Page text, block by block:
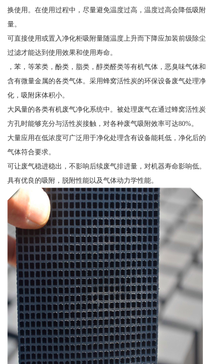
换使用。在使用过程中，尽量避免温度过高，温度过高会降低吸附
量。
可直接使用或置入净化柜吸附量随温度上升而下降应加装前级除尘
过滤才能达到使用效果和使用寿命。
，苯，等苯类，酚类，脂类，醇类醛类等有机气体，恶臭味气体和
含有微量金属的各类气体。采用蜂窝活性炭的环保设备废气处理净
化，吸附床体积小。
大风量的各类有机废气净化系统中。被处理废气在通过蜂窝活性炭
方孔时能够充分与活性炭接触，对各种废气吸附效率可达80%。
大量应用在低浓度可广泛用于净化处理含有设备能耗低，净化后的
气体符合要求。
可让废气稳进稳出，不影响后续废气排进量，对机器寿命影响低。
具有优良的吸附，脱附性能以及气体动力学性能。